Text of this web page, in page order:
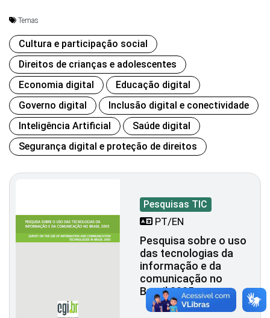
Temas
Cultura e participação social
Direitos de crianças e adolescentes
Economia digital
Educação digital
Governo digital
Inclusão digital e conectividade
Inteligência Artificial
Saúde digital
Segurança digital e proteção de direitos
Pesquisas TIC
PT/EN
Pesquisa sobre o uso
das tecnologias da
informação e da
comunicação no
Brasil 2005